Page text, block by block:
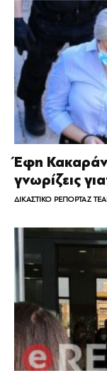
Έφη
γνωρίζεις
ΔΙΚΑΣΤΙΚΟ ΡΕΠΟΡΤΑΖ